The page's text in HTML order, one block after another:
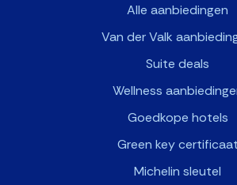
Alle aanbiedingen
Van der Valk
Suite deals
Wellness
Goedkope hotels
Green key certificaat
Michelin sleutel